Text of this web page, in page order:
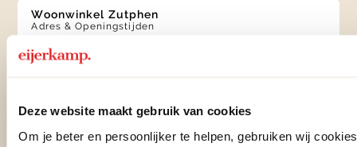
Deze website maakt gebruik van cookies
Om je beter en persoonlijker te helpen, gebruiken wij
Woonwinkel Zutphen
Adres & Openingstijden
Woonwinkel Veenendaal
Outlet Zutphen
Adres & Openingstijden